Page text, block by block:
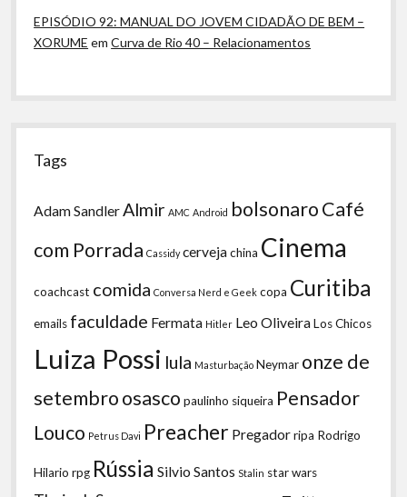
EPISÓDIO 92: MANUAL DO JOVEM CIDADÃO DE BEM –
XORUME emCurva de Rio 40 – Relacionamentos
Tags
Adam Sandler Almir AMC Android bolsonaroCafé
com Porrada Cassidy cervejachina Cinema
coachcast comida Conversa Nerd e Geek copa Curitiba
emails faculdade Fermata Hitler Leo OliveiraLos Chicos
Luiza Possi lula Masturbação Neymar onze de
setembroosasco paulinho siqueira Pensador
Louco Petrus Davi Preacher Pregadorripa Rodrigo
Hilario rpg Rússia Silvio Santos Stalin star wars